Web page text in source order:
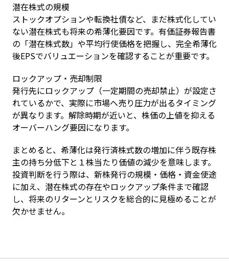
潜在株式の規模
ストックオプションや転換社債など、まだ株式化してい
ない潜在株式も将来の希薄化要因です。有価証券報告書
の「潜在株式数」や平均行使価格を把握し、完全希薄化
後EPSでバリュエーションを確認することが重要です。
ロックアップ・売却制限
発行先にロックアップ（一定期間の売却禁止）が設定さ
れているかで、実際に市場へ売り圧力が出るタイミング
が異なります。解除時期が近いと、株価の上値を抑える
オーバーハング要因になります。
まとめると、希薄化は発行済株式数の増加に伴う既存株
主の持ち分低下と１株当たり価値の減少を意味します。
投資判断を行う際は、新株発行の規模・価格・資金使途
に加え、潜在株式の存在やロックアップ条件まで確認
し、将来のリターンとリスクを総合的に見極めることが
欠かせません。